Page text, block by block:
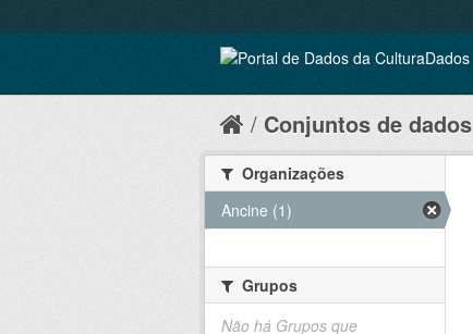
Conjuntos de dados
Organizações
Ancine (1)
Grupos
Não há Grupos que